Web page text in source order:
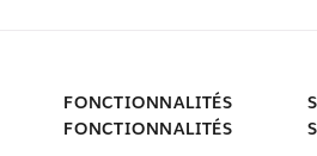
FONCTIONNALITÉS
FONCTIONNALITÉS